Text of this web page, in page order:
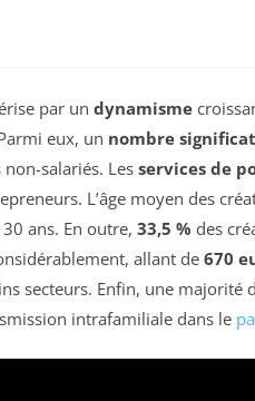
par un dynamisme
eux, un nombre
salariés. Les services de
L’âge moyen des
ans. En outre, 33,5 % des
allant de670
secteurs. Enfin, une majorité
intrafamiliale dans le